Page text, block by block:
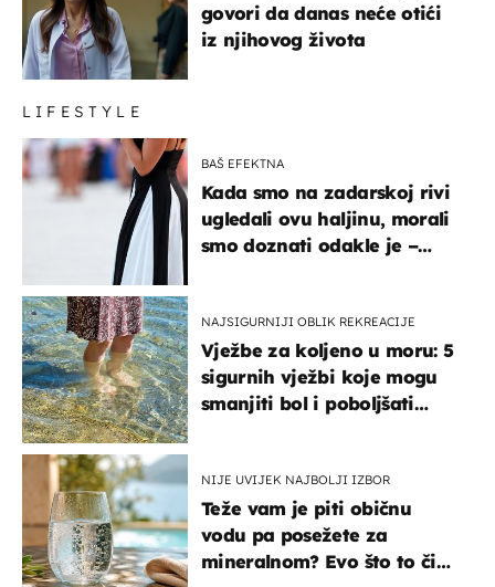
govori da danas neće otići
iz njihovog života
LIFESTYLE
BAŠ EFEKTNA
Kada smo na zadarskoj rivi
ugledali ovu haljinu, morali
smo doznati odakle je –
NAJSIGURNIJI OBLIK REKREACIJE
Vježbe za koljeno u moru: 5
sigurnih vježbi koje mogu
smanjiti bol i poboljšati
NIJE UVIJEK NAJBOLJI IZBOR
Teže vam je piti običnu
vodu pa posežete za
mineralnom? Evo što to čini